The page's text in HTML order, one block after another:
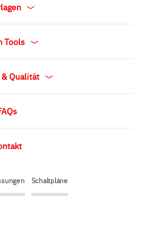
Schaltpläne
Tools
& Qualität